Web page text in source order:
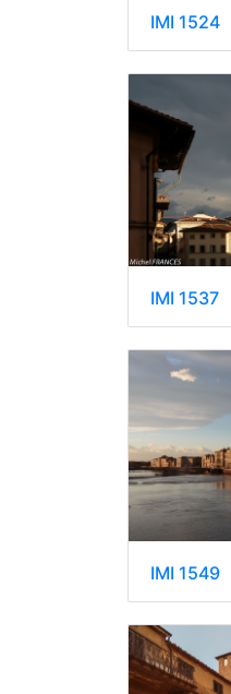
IMI 1524
IMI 1537
IMI 1549